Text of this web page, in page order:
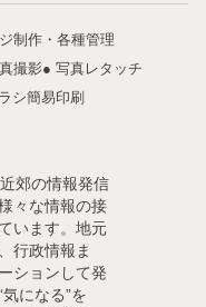
制作・各種管理
撮影● 写真レタッチ
シ簡易印刷
郊の情報発信
々な情報の接
います。地元
行政情報ま
ションして発
になる”を